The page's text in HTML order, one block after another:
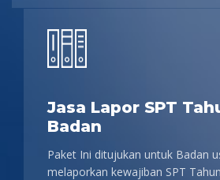
Jasa Lapor SPT
Badan
Paket Ini ditujukan untuk Badan
melaporkan kewajiban SPT